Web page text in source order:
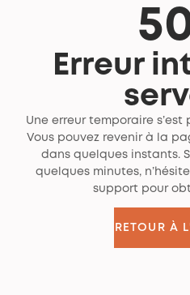
Erreur
Une erreur temporaire s’est
Vous pouvez revenir à la
dans quelques instants.
quelques minutes,
support pour
RETOUR À